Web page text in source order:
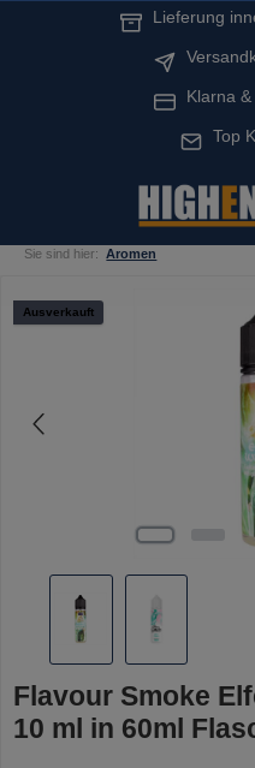
Lieferung
Klarna
Top
Sie sind hier: Aromen
Bildergalerie überspringen
Ausverkauft
Flavour Smoke
10 ml in 60ml